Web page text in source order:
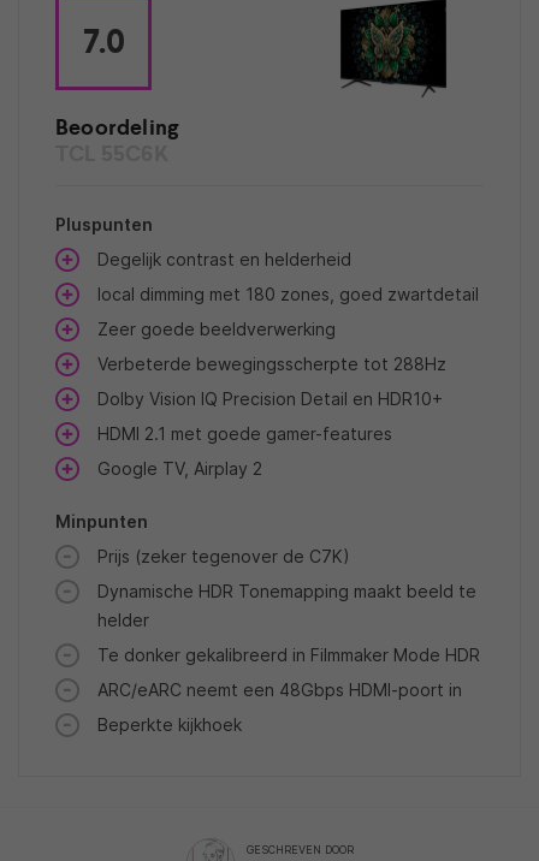
7.0
Beoordeling
Pluspunten
Degelijk contrast en helderheid
local dimming met 180 zones, goed zwartdetail
Zeer goede beeldverwerking
Verbeterde bewegingsscherpte tot 288Hz
Dolby Vision IQ Precision Detail en HDR10+
HDMI 2.1 met goede gamer-features
Google TV, Airplay 2
Minpunten
Prijs (zeker tegenover de C7K)
Dynamische HDR Tonemapping maakt beeld te
helder
Te donker gekalibreerd in Filmmaker Mode HDR
ARC/eARC neemt een 48Gbps HDMI-poort in
Beperkte kijkhoek
GESCHREVEN DOOR